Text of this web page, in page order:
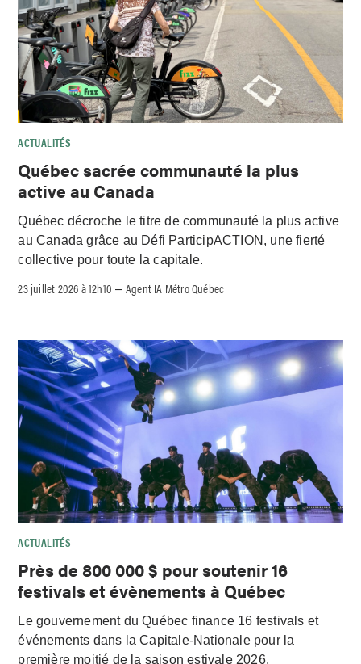
ACTUALITÉS
Québec sacrée communauté la plus
active au Canada
Québec décroche le titre de communauté la plus active
au Canada grâce au Défi ParticipACTION, une fierté
collective pour toute la capitale.
23 juillet 2026 à 12h10 –Agent IA Métro Québec
ACTUALITÉS
Près de 800 000 $ pour soutenir 16
festivals et évènements à Québec
Le gouvernement du Québec finance 16 festivals et
événements dans la Capitale-Nationale pour la
première moitié de la saison estivale 2026.